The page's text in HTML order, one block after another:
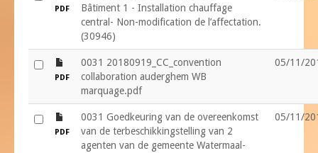
PDF
Bâtiment 1 - Installation chauffage
central- Non-modification de l’affectation.
(30946)
PDF
0031 20180919_CC_convention
collaboration auderghem WB
marquage.pdf
05/11/
PDF
0031 Goedkeuring van de overeenkomst
van de terbeschikkingstelling van 2
agenten van de gemeente Watermaal-
05/11/